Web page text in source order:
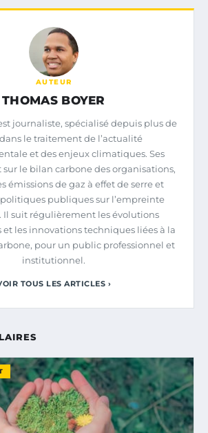
AUTEUR
THOMAS BOYER
journaliste, spécialisé depuis plus de
le traitement de l’actualité
et des enjeux climatiques. Ses
le bilan carbone des organisations,
émissions de gaz à effet de serre et
politiques publiques sur l’empreinte
Il suit régulièrement les évolutions
les innovations techniques liées à la
pour un public professionnel et
institutionnel.
TOUS LES ARTICLES ›